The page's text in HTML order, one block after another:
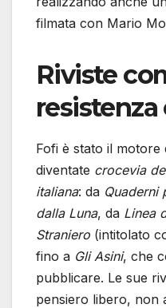
filmata con Mario
Riviste
Fofi è stato il motore
diventate crocevia
italiana: da Quaderni
dalla Luna, da Linea
Straniero (intitolato
fino a Gli Asini, che
pubblicare. Le sue
pensiero libero, non